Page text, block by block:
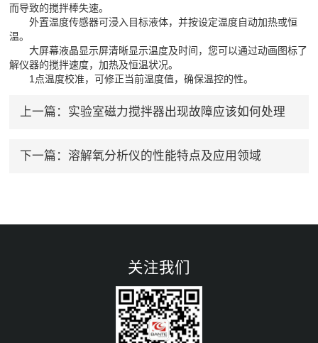
而导致的搅拌棒失速。
外置温度传感器可浸入目标液体，并按设定温度自动加热或恒
温。
大屏幕液晶显示屏清晰显示温度及时间，您可以通过动画图标了
解仪器的搅拌速度，加热及恒温状况。
1点温度校准，可修正当前温度值，确保温控的性。
上一篇： 实验室磁力搅拌器出现故障应该如何处理
下一篇： 溶解氧分析仪的性能特点及应用领域
关注我们